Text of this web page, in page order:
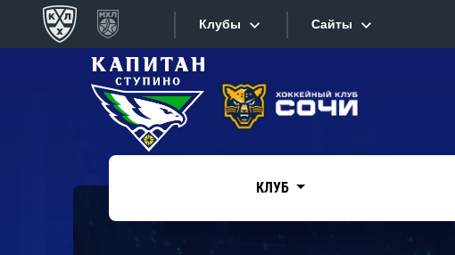
Клубы
Конференция «Запад»
Дивизион Боброва
Сайты
Сайты
Текстовые трансляции
КЛУБ